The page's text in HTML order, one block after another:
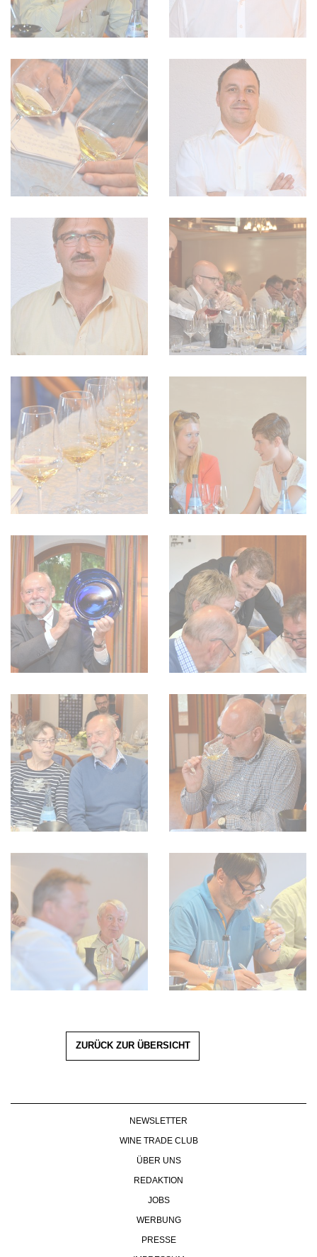
ZURÜCK ZUR ÜBERSICHT
NEWSLETTER
WINE TRADE CLUB
ÜBER UNS
REDAKTION
JOBS
WERBUNG
PRESSE